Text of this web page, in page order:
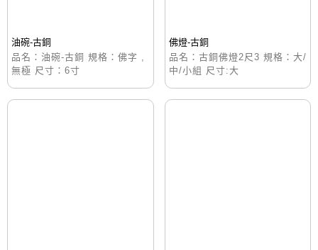
油碗-古銅
品名：油碗-古銅 規格：佛字 ,
無極 尺寸：6寸
佛燈-古銅
品名：古銅佛燈2尺3 規格：大/
中/小組 尺寸:大